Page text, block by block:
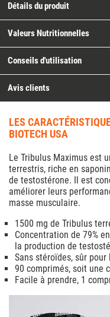
Détails du produit
Valeurs Nutritionnelles
Conseils d'utilisation
Avis clients
LES
BIOTECH USA
Le Tribulus Maximus est
terrestris, riche en
de testostérone. Il est
améliorer leurs
masse musculaire.
1500 mg de Tribulus
Concentration de 79%
la production de
Sans stéroïdes, sûr pour
90 comprimés, soit une
Facile à prendre, 1